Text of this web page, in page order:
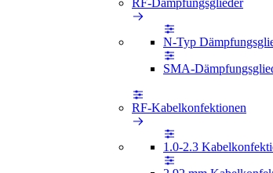
N-Typ
SMA-
RF-Kabelkonfektionen
1.0-2.3